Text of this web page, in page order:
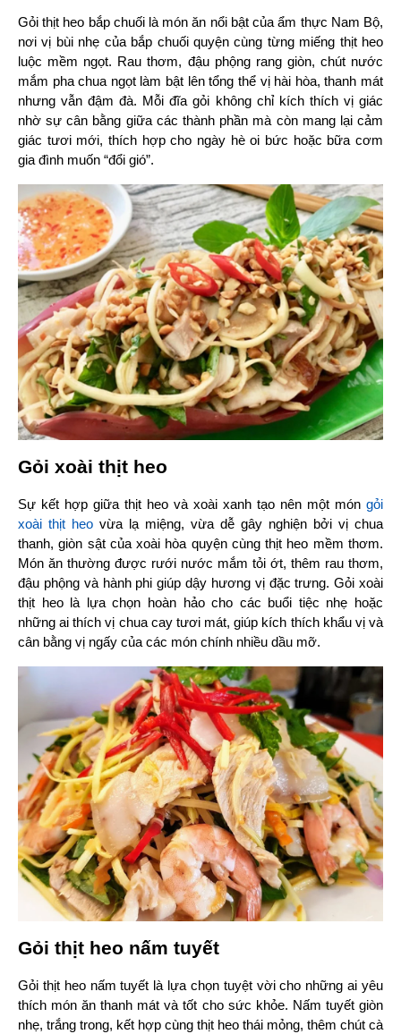
Gỏi thịt heo bắp chuối là món ăn nổi bật của ẩm thực Nam Bộ,
nơi vị bùi nhẹ của bắp chuối quyện cùng từng miếng thịt heo
luộc mềm ngọt. Rau thơm, đậu phộng rang giòn, chút nước
mắm pha chua ngọt làm bật lên tổng thể vị hài hòa, thanh mát
nhưng vẫn đậm đà. Mỗi đĩa gỏi không chỉ kích thích vị giác
nhờ sự cân bằng giữa các thành phần mà còn mang lại cảm
giác tươi mới, thích hợp cho ngày hè oi bức hoặc bữa cơm
gia đình muốn “đổi gió”.
Gỏi xoài thịt heo
Sự kết hợp giữa thịt heo và xoài xanh tạo nên một món gỏi
xoài thịt heo vừa lạ miệng, vừa dễ gây nghiện bởi vị chua
thanh, giòn sật của xoài hòa quyện cùng thịt heo mềm thơm.
Món ăn thường được rưới nước mắm tỏi ớt, thêm rau thơm,
đậu phộng và hành phi giúp dậy hương vị đặc trưng. Gỏi xoài
thịt heo là lựa chọn hoàn hảo cho các buổi tiệc nhẹ hoặc
những ai thích vị chua cay tươi mát, giúp kích thích khẩu vị và
cân bằng vị ngấy của các món chính nhiều dầu mỡ.
Gỏi thịt heo nấm tuyết
Gỏi thịt heo nấm tuyết là lựa chọn tuyệt vời cho những ai yêu
thích món ăn thanh mát và tốt cho sức khỏe. Nấm tuyết giòn
nhẹ, trắng trong, kết hợp cùng thịt heo thái mỏng, thêm chút cà